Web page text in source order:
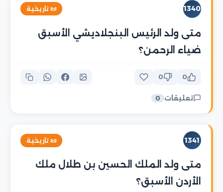
1340 📜 تاريخية
متى ولد الرئيس البنجلاديشي الأسبق
ضياء الرحمن؟
0
0
تعليقات 0
1341 📜 تاريخية
متى ولد الملك الحسين بن طلال ملك
الأردن الأسبق؟